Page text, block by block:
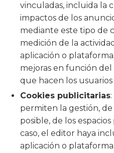
vinculadas, incluida la
impactos de los
mediante este tipo de
medición de la
aplicación o
mejoras en función del
que hacen los usuarios
Cookies publicitarias
permiten la gestión,
posible, de los
caso, el editor haya
aplicación o